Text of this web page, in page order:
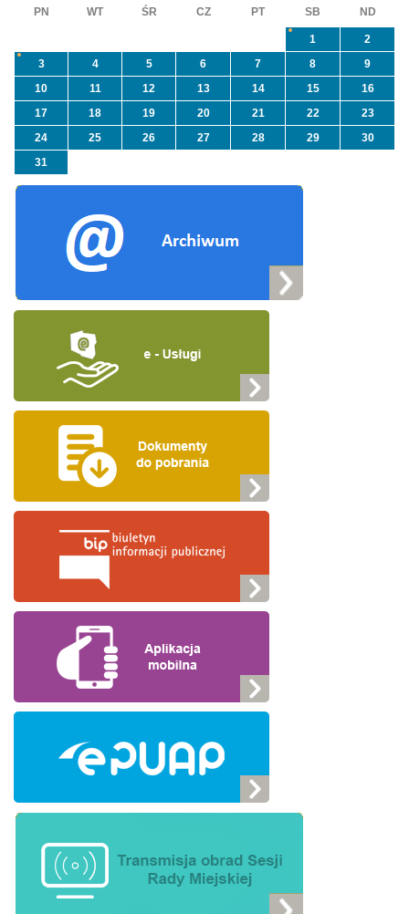
PN WT ŚR CZ PT SB ND
1
2
3
4 5 6 7 8
9
10
11 12 13 14 15
16
17
18 19 20 21 22
23
24
25 26 27 28 29
30
31